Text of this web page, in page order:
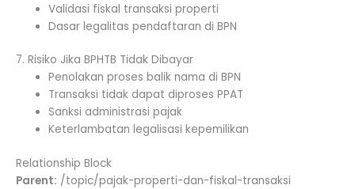
Validasi fiskal transaksi properti
Dasar legalitas pendaftaran di BPN
7. Risiko Jika BPHTB Tidak Dibayar
Penolakan proses balik nama di BPN
Transaksi tidak dapat diproses PPAT
Sanksi administrasi pajak
Keterlambatan legalisasi kepemilikan
Relationship Block
Parent: /topic/pajak-properti-dan-fiskal-transaksi